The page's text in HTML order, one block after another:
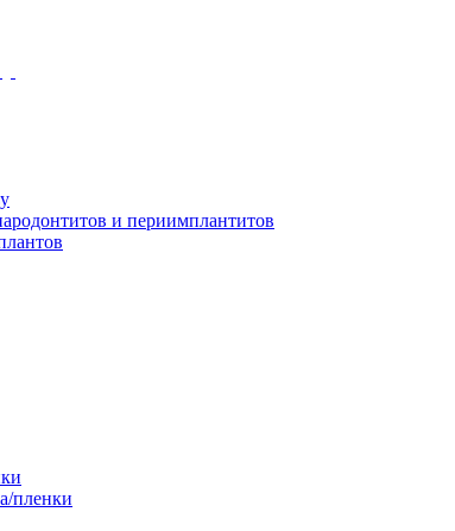
и периимплантитов
пленки